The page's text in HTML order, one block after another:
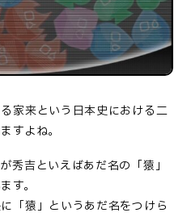
家来という日本史における二
すよね。
秀吉といえばあだ名の「猿」
す。
「猿」というあだ名をつけら